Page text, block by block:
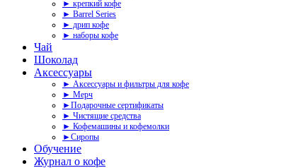
► крепкий кофе
► Barrel Series
► дрип кофе
► наборы кофе
Чай
Шоколад
Аксессуары
► Аксессуары и фильтры для кофе
► Мерч
►Подарочные сертификаты
► Чистящие средства
► Кофемашины и кофемолки
►Сиропы
Обучение
Журнал о кофе